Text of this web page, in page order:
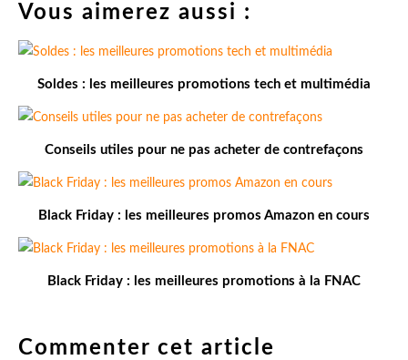
Vous aimerez aussi :
Soldes : les meilleures promotions tech et multimédia
Conseils utiles pour ne pas acheter de contrefaçons
Black Friday : les meilleures promos Amazon en cours
Black Friday : les meilleures promotions à la FNAC
Commenter cet article